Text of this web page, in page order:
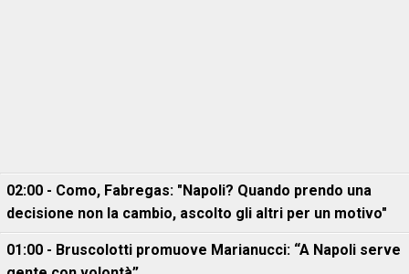
02:00 - Como, Fabregas: "Napoli? Quando prendo una
decisione non la cambio, ascolto gli altri per un motivo"
01:00 - Bruscolotti promuove Marianucci: “A Napoli serve